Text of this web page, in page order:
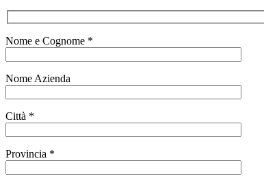
Nome e Cognome *
Nome Azienda
Città *
Provincia *